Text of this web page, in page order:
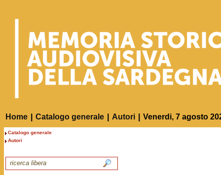
Home Catalogo generale Autori Venerdi, 7 agosto
Catalogo generale
Autori